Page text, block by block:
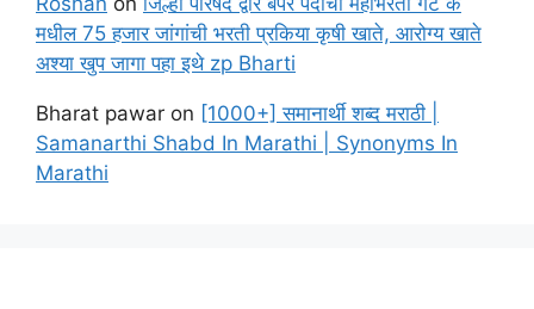
मधील 75 हजार जांगांची भरती प्रकिया कृषी खाते, आरोग्य खाते
अश्या खुप जागा पहा इथे zp Bharti
Bharat pawar on [1000+] समानार्थी शब्द मराठी |
Samanarthi Shabd In Marathi | Synonyms In
Marathi